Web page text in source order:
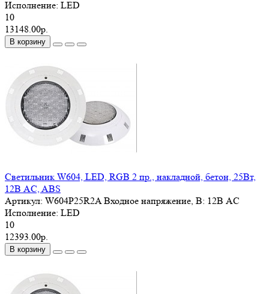
Исполнение: LED
10
13148.00р.
В корзину
Светильник W604, LED, RGB 2 пр., накладной, бетон, 25Вт,
12В AC, ABS
Артикул: W604P25R2AВходное напряжение, В: 12В AC
Исполнение: LED
10
12393.00р.
В корзину